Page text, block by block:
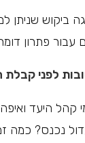
ביקוש שניתן
עבור פתרון
לפני
קהל היעד
נכנס? כמה